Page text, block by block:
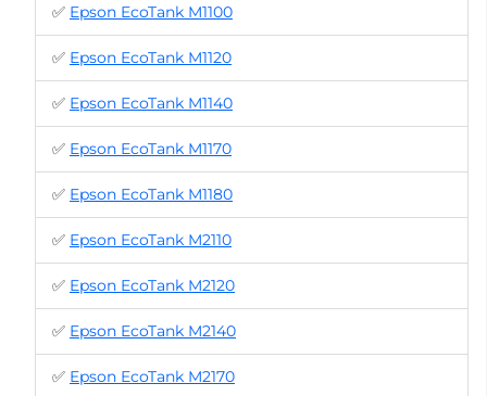
✅ Epson EcoTank M1100
✅ Epson EcoTank M1120
✅ Epson EcoTank M1140
✅ Epson EcoTank M1170
✅ Epson EcoTank M1180
✅ Epson EcoTank M2110
✅ Epson EcoTank M2120
✅ Epson EcoTank M2140
✅ Epson EcoTank M2170